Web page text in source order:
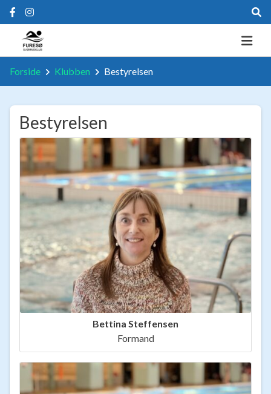
Forside Klubben Bestyrelsen
Bestyrelsen
Bettina Steffensen
Formand